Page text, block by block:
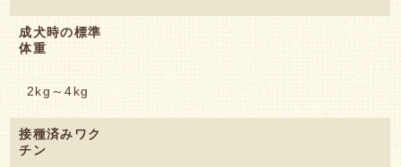
成犬時の標準
体重
2kg～4kg
接種済みワク
チン